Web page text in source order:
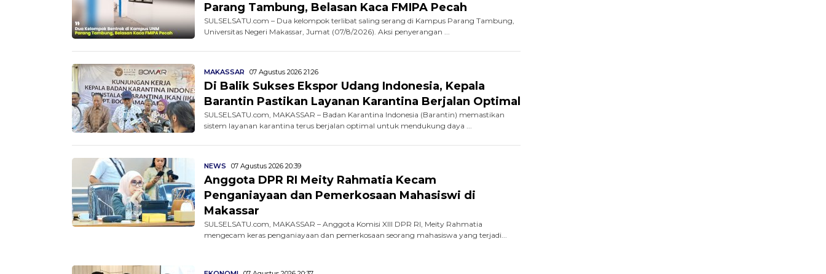
Parang Tambung, Belasan Kaca FMIPA Pecah
SULSELSATU.com – Dua kelompok terlibat saling serang di Kampus Parang Tambung,
Universitas Negeri Makassar, Jumat (07/8/2026). Aksi penyerangan ...
MAKASSAR 07 Agustus 2026 21:26
Di Balik Sukses Ekspor Udang Indonesia, Kepala
Barantin Pastikan Layanan Karantina Berjalan Optimal
SULSELSATU.com, MAKASSAR – Badan Karantina Indonesia (Barantin) memastikan
sistem layanan karantina terus berjalan optimal untuk mendukung daya ...
NEWS 07 Agustus 2026 20:39
Anggota DPR RI Meity Rahmatia Kecam
Penganiayaan dan Pemerkosaan Mahasiswi di
Makassar
SULSELSATU.com, MAKASSAR – Anggota Komisi XIII DPR RI, Meity Rahmatia
mengecam keras penganiayaan dan pemerkosaan seorang mahasiswa yang terjadi...